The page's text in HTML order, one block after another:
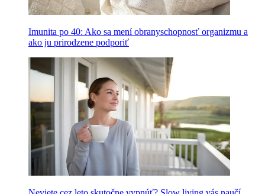
Imunita po 40: Ako sa mení obranyschopnosť organizmu a
ako ju prirodzene podporiť